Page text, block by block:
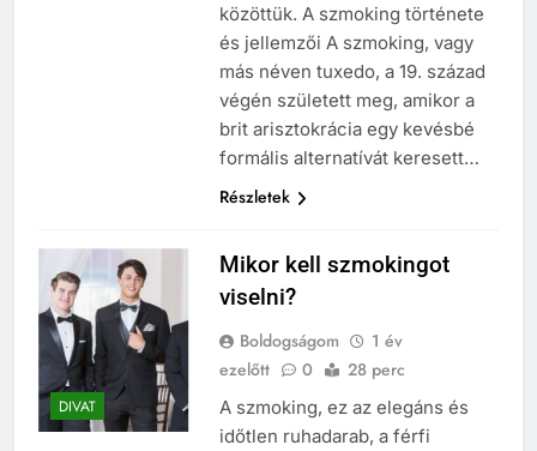
közöttük. A szmoking története
és jellemzői A szmoking, vagy
más néven tuxedo, a 19. század
végén született meg, amikor a
brit arisztokrácia egy kevésbé
formális alternatívát keresett…
Részletek
DIVAT
Mikor kell szmokingot
viselni?
Boldogságom
1 év
ezelőtt
0 28 perc
A szmoking, ez az elegáns és
időtlen ruhadarab, a férfi